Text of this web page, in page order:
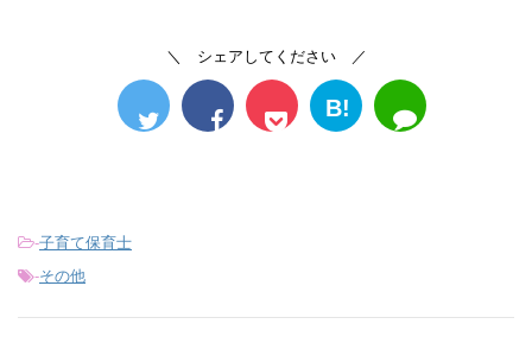
＼ シェアしてください ／
B!
-子育て保育士
-その他